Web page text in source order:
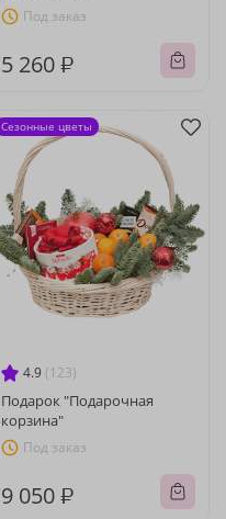
Под заказ
5 260 ₽
4.9 (123)
Подарок "Подарочная
корзина"
Под заказ
9 050 ₽
Сезонные цветы